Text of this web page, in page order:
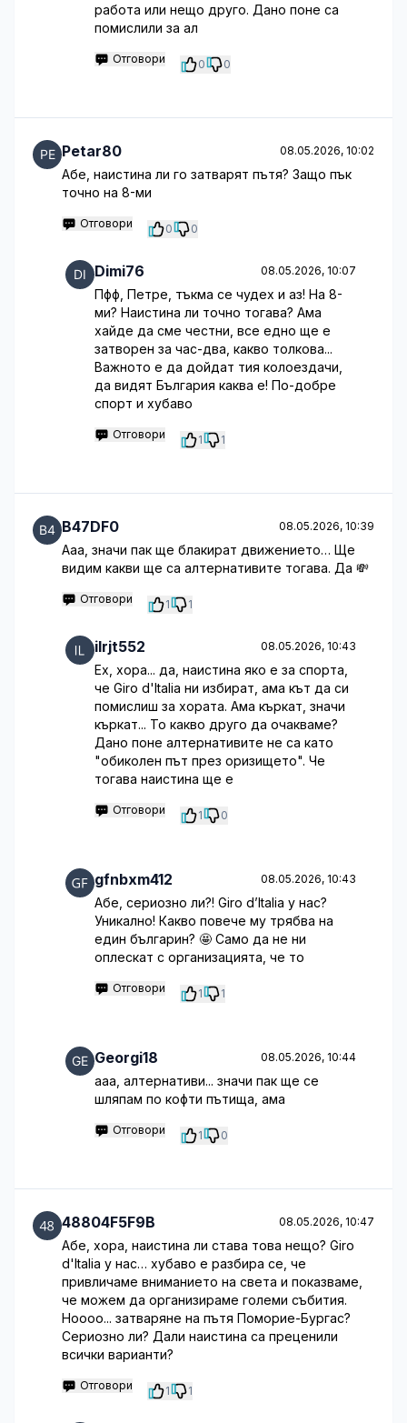
работа или нещо друго. Дано поне са
помислили за ал
Отговори 0 0
Petar80 08.05.2026, 10:02
Абе, наистина ли го затварят пътя? Защо пък
точно на 8-ми
Отговори 0 0
Dimi76 08.05.2026, 10:07
Пфф, Петре, тъкма се чудех и аз! На 8-
ми? Наистина ли точно тогава? Ама
хайде да сме честни, все едно ще е
затворен за час-два, какво толкова...
Важното е да дойдат тия колоездачи,
да видят България каква е! По-добре
спорт и хубаво
Отговори 1 1
B47DF0 08.05.2026, 10:39
Ааа, значи пак ще блакират движението… Ще
видим какви ще са алтернативите тогава. Да 💸
Отговори 1 1
ilrjt552 08.05.2026, 10:43
Ех, хора... да, наистина яко е за спорта,
че Giro d'Italia ни избират, ама кът да си
помислиш за хората. Ама къркат, значи
къркат... То какво друго да очакваме?
Дано поне алтернативите не са като
"обиколен път през оризището". Че
тогава наистина ще е
Отговори 1 0
gfnbxm412 08.05.2026, 10:43
Абе, сериозно ли?! Giro d’Italia у нас?
Уникално! Какво повече му трябва на
един българин? 🤩 Само да не ни
оплескат с организацията, че то
Отговори 1 1
Georgi18 08.05.2026, 10:44
ааа, алтернативи... значи пак ще се
шляпам по кофти пътища, ама
Отговори 1 0
48804F5F9B 08.05.2026, 10:47
Абе, хора, наистина ли става това нещо? Giro
d'Italia у нас… хубаво е разбира се, че
привличаме вниманието на света и показваме,
че можем да организираме големи събития.
Ноооо... затваряне на пътя Поморие-Бургас?
Сериозно ли? Дали наистина са преценили
всички варианти?
Отговори 1 1